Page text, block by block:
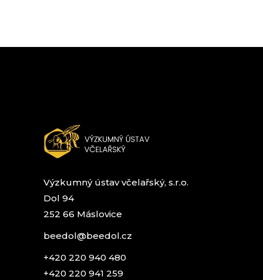
Možnosti
Výzkumný ústav včelařský, s.r.o.
Dol 94
252 66 Máslovice
beedol@beedol.cz
+420 220 940 480
+420 220 941 259